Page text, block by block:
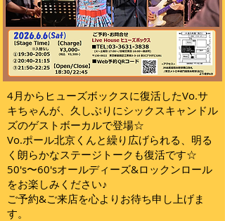
4月からヒューズボックスに復活したVo.サ
キちゃんが、久しぶりにシックスキャンドル
ズのゲストボーカルで登場☆
Vo.ポール北京くんと繰り広げられる、明る
く朗らかなステージトークも復活です☆
50's〜60'sオールディーズ&ロックンロール
をお楽しみください♪
ご予約&ご来店を心よりお待ち申し上げま
す。